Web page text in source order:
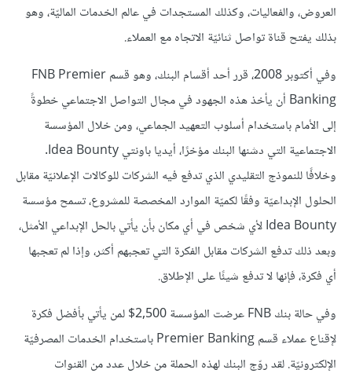
العروض، والفعاليات، وكذلك المستجدات في عالم الخدمات الماليّة، وهو
بذلك يفتح قناة تواصل ثنائيّة الاتجاه مع العملاء.
وفي أكتوبر 2008، قرر أحد أقسام البنك، وهو قسم FNB Premier
Banking أن يأخذ هذه الجهود في مجال التواصل الاجتماعي خطوةً
إلى الأمام باستخدام أسلوب التعهيد الجماعي، ومن خلال المؤسسة
الاجتماعية التي دشنها البنك مؤخرًا، أيديا باونتي Idea Bounty.
وخلافًا للنموذج التقليدي الذي تدفع فيه الشركات للوكالات الإعلانيّة مقابل
الحلول الإبداعيّة وفقًا لكميّة الموارد المخصصة للمشروع، تسمح مؤسسة
Idea Bounty لأي شخص في أي مكان بأن يأتي بالحل الإبداعي الأمثل،
وبعد ذلك تدفع الشركات مقابل الفكرة التي تعجبهم أكثر، وإذا لم تعجبها
أي فكرة، فإنها لا تدفع شيئًا على الإطلاق.
وفي حالة بنك FNB عرضت المؤسسة 2,500$ لمن يأتي بأفضل فكرة
لإقناع عملاء قسم Premier Banking باستخدام الخدمات المصرفيّة
الإلكترونيّة. لقد روّج البنك لهذه الحملة من خلال عدد من القنوات